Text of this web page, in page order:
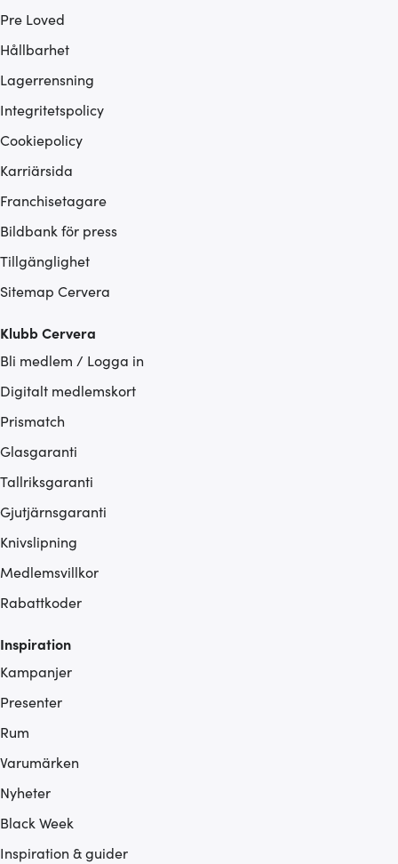
Pre Loved
Hållbarhet
Lagerrensning
Integritetspolicy
Cookiepolicy
Karriärsida
Franchisetagare
Bildbank för press
Tillgänglighet
Sitemap Cervera
Klubb Cervera
Bli medlem / Logga in
Digitalt medlemskort
Prismatch
Glasgaranti
Tallriksgaranti
Gjutjärnsgaranti
Knivslipning
Medlemsvillkor
Rabattkoder
Inspiration
Kampanjer
Presenter
Rum
Varumärken
Nyheter
Black Week
Inspiration & guider